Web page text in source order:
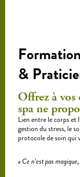
&
Offrez à vos
spa ne
Lien entre le corps et
gestion du stress, le
protocole de soin qui
« Ce n’est pas